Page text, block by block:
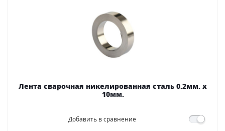
Лента сварочная никелированная сталь 0.2мм. х
10мм.
Добавить в сравнение